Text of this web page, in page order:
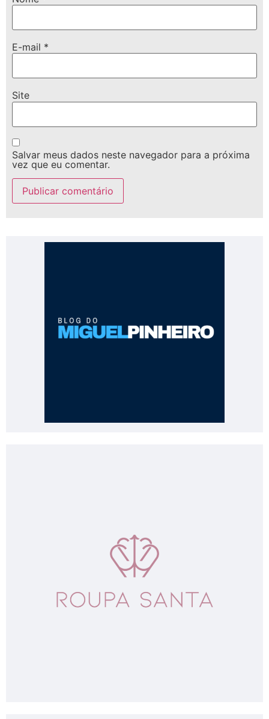
E-mail *
Site
Salvar meus dados neste navegador para a próxima
vez que eu comentar.